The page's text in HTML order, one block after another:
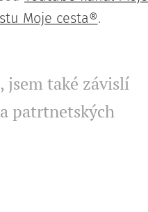
Moje cesta®.
jsem také závislí
patrtnetských